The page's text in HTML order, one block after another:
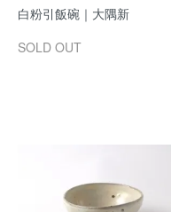
白粉引飯碗｜大隅新
SOLD OUT